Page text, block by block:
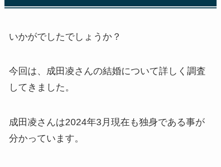
いかがでしたでしょうか？
今回は、成田凌さんの結婚について詳しく調査
してきました。
成田凌さんは2024年3月現在も独身である事が
分かっています。